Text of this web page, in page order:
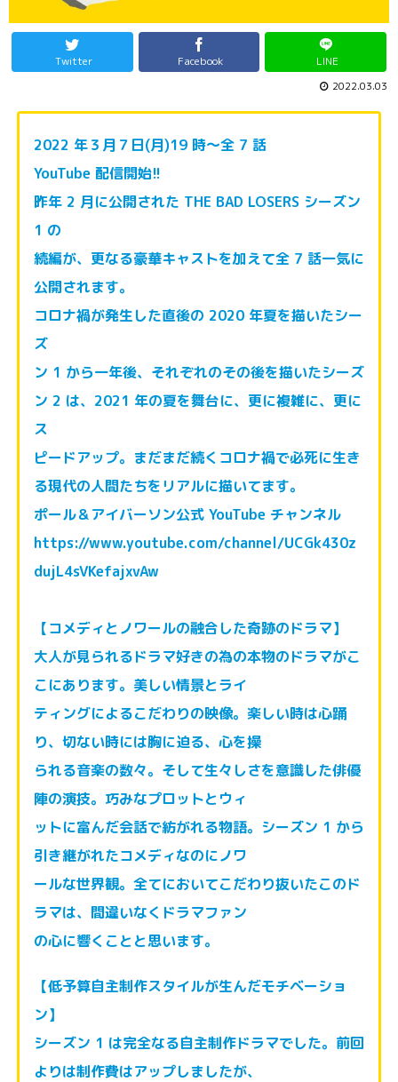
Twitter Facebook LINE
2022.03.03
2022 年３月７日(月)19 時～全 7 話
YouTube 配信開始!!
昨年 2 月に公開された THE BAD LOSERS シーズン
1 の
続編が、更なる豪華キャストを加えて全 7 話一気に
公開されます。
コロナ禍が発生した直後の 2020 年夏を描いたシー
ズ
ン 1 から一年後、それぞれのその後を描いたシーズ
ン 2 は、2021 年の夏を舞台に、更に複雑に、更に
ス
ピードアップ。まだまだ続くコロナ禍で必死に生き
る現代の人間たちをリアルに描いてます。
ポール＆アイバーソン公式 YouTube チャンネル
https://www.youtube.com/channel/UCGk430z
dujL4sVKefajxvAw
【コメディとノワールの融合した奇跡のドラマ】
大人が見られるドラマ好きの為の本物のドラマがこ
こにあります。美しい情景とライ
ティングによるこだわりの映像。楽しい時は心踊
り、切ない時には胸に迫る、心を操
られる音楽の数々。そして生々しさを意識した俳優
陣の演技。巧みなプロットとウィ
ットに富んだ会話で紡がれる物語。シーズン 1 から
引き継がれたコメディなのにノワ
ールな世界観。全てにおいてこだわり抜いたこのド
ラマは、間違いなくドラマファン
の心に響くことと思います。
【低予算自主制作スタイルが生んだモチベーショ
ン】
シーズン 1 は完全なる自主制作ドラマでした。前回
よりは制作費はアップしましたが、